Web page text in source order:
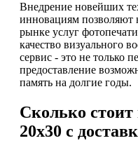
Внедрение новейших
инновациям позволяют
рынке услуг
качество визуального
сервис - это не только
предоставление
память на долгие годы.
Сколько стоит
20х30 с